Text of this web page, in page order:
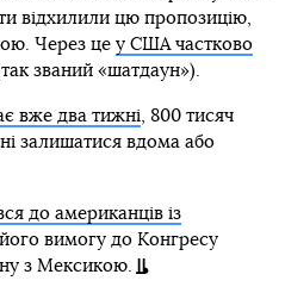
відхилили цю пропозицію,
Через це у США частково
званий «шатдаун»).
вже два тижні, 800 тисяч
залишатися вдома або
до американців із
вимогу до Конгресу
з Мексикою.